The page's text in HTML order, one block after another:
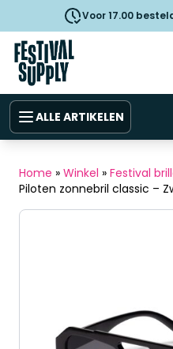
Voor 17.00
ALLE ARTIKELEN
Home » Winkel » Festival
Piloten zonnebril classic –